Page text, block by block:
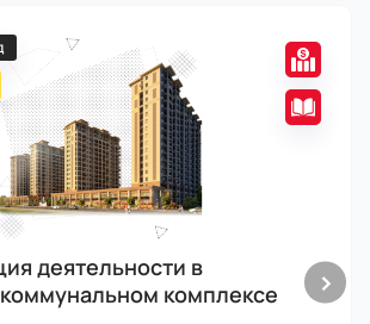
деятельности в
комплексе
›